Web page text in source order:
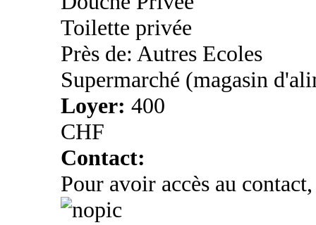
Toilette privée
Près de: Autres Ecoles
Supermarché (magasin
Loyer: 400
CHF
Contact:
Pour avoir accès au